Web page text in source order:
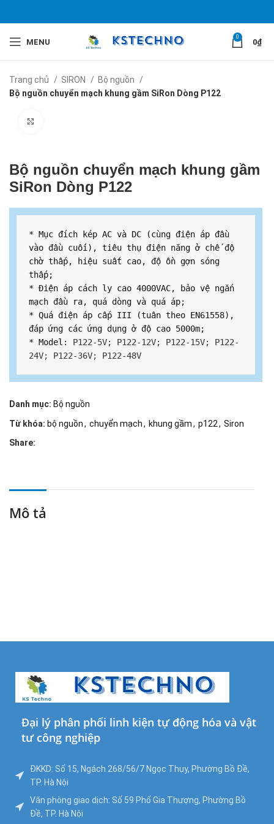
MENU
0
0₫
Trang chủ SIRON
Bộ nguồn
Bộ nguồn chuyển mạch khung gầm SiRon Dòng P122
Bộ nguồn chuyển mạch khung gầm
SiRon Dòng P122
* Mục đích kép AC và DC (cùng điện áp đầu
vào đầu cuối), tiêu thụ điện năng ở chế độ
chờ thấp, hiệu suất cao, độ ồn gợn sóng
thấp;
* Điện áp cách ly cao 4000VAC, bảo vệ ngắn
mạch đầu ra, quá dòng và quá áp;
* Quá điện áp cấp III (tuân theo EN61558),
đáp ứng các ứng dụng ở độ cao 5000m;
* Model: P122-5V; P122-12V; P122-15V; P122-
24V; P122-36V; P122-48V
Danh mục: Bộ nguồn
Từ khóa: bộ nguồn, chuyển mạch, khung gầm, p122, Siron
Share:
Mô tả
Đại lý phân phối linh kiện tự động hóa và vật
tư công nghiệp
ĐKKD: Số 15, Ngách 268/56/7 Ngọc Thụy, Phường Bồ Đề,
TP. Hà Nội
Văn phòng giao dịch: Số 59 Phố Gia Thượng, Phường Bồ
Đề, TP. Hà Nội